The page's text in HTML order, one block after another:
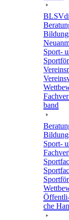
Sport-
band
Sport-
che